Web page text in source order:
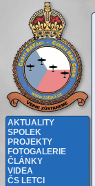
AKTUALITY
SPOLEK
PROJEKTY
FOTOGALERIE
ČLÁNKY
VIDEA
ČS LETCI